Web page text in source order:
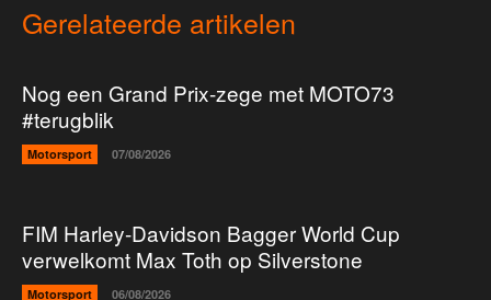
Gerelateerde artikelen
Nog een Grand Prix-zege met MOTO73
#terugblik
Motorsport 07/08/2026
FIM Harley-Davidson Bagger World Cup
verwelkomt Max Toth op Silverstone
Motorsport 06/08/2026